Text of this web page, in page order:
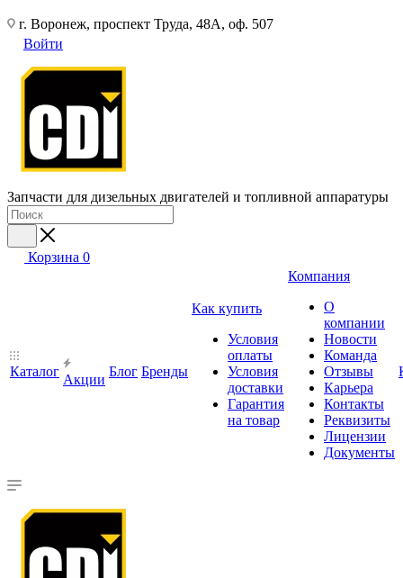
г. Воронеж, проспект Труда, 48А, оф. 507
Войти
Запчасти для дизельных двигателей и топливной аппаратуры
Корзина 0
Каталог
Акции
Блог Бренды
Как купить
Условия
оплаты
Условия
доставки
Гарантия
на товар
Компания
О
компании
Новости
Команда
Отзывы
Карьера
Контакты
Реквизиты
Лицензии
Документы